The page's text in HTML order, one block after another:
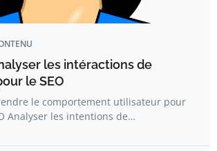
les intéractions de
le SEO
le comportement utilisateur pour
Analyser les intentions de…